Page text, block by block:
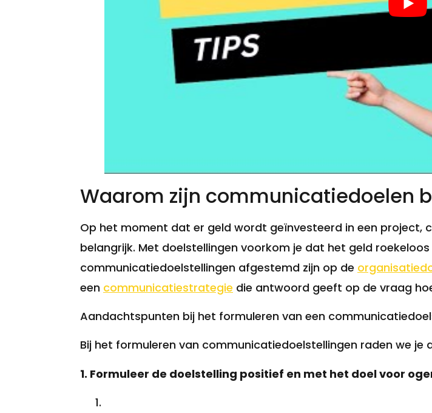
Waarom zijn communicatiedoelen
Op het moment dat er geld wordt geïnvesteerd in een project,
belangrijk. Met doelstellingen voorkom je dat het geld
communicatiedoelstellingen afgestemd zijn op de
een communicatiestrategie die antwoord geeft op de vraag
Aandachtspunten bij het formuleren van een
Bij het formuleren van communicatiedoelstellingen raden we je
1. Formuleer de doelstelling positief en met het doel voor